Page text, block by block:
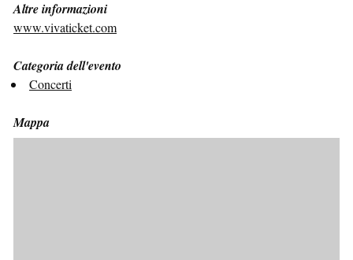
Altre informazioni
www.vivaticket.com
Categoria dell'evento
Concerti
Mappa